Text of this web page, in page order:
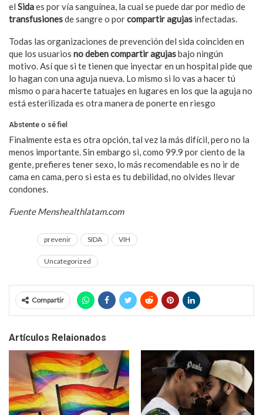
el Sidaes por vía sanguínea, la cual se puede dar por medio de
transfusionesde sangre o porcompartir agujas infectadas.
Todas las organizaciones de prevención del sida coinciden en
que los usuarios no deben compartir agujasbajo ningún
motivo. Así que si te tienen que inyectar en un hospital pide que
lo hagan con una aguja nueva. Lo mismo si lo vas a hacer tú
mismo o para hacerte tatuajes en lugares en los que la aguja no
está esterilizada es otra manera de ponerte en riesgo
Abstente o sé fiel
Finalmente esta es otra opción, tal vez la más difícil, pero no la
menos importante. Sin embargo si, como 99.9 por ciento de la
gente, prefieres tener sexo, lo más recomendable es no ir de
cama en cama, pero si esta es tu debilidad, no olvides llevar
condones.
Fuente Menshealthlatam.com
prevenir SIDA VIH
Uncategorized
Compartir
Artículos Relaionados